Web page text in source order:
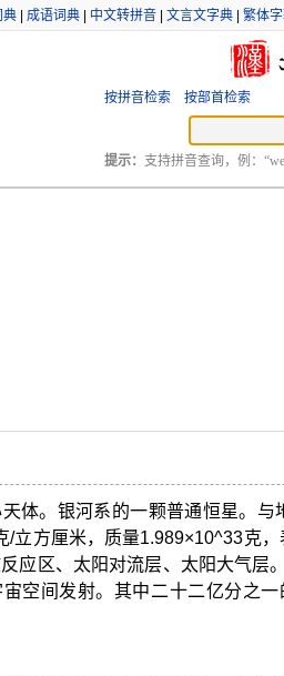
典| 成语词典| 中文转拼音| 文言文字典| 繁体
按拼音检索 按部首检索
提示： 支持拼音查询，例：
体。银河系的一颗普通恒星。
/立方厘米，质量1.989×10^33克
应区、太阳对流层、太阳大气层
空间发射。其中二十二亿分之